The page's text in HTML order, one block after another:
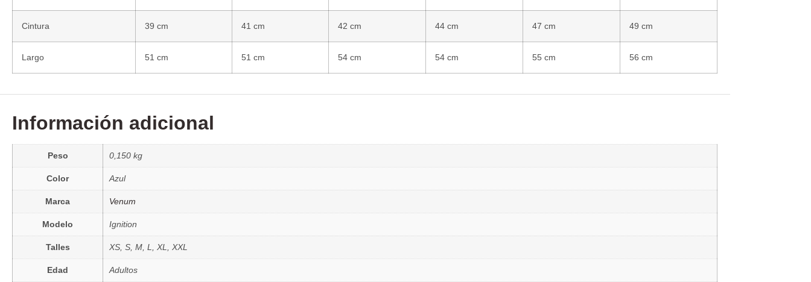
Cintura 39 cm 41 cm 42 cm 44 cm 47 cm 49 cm
Largo 51 cm 51 cm 54 cm 54 cm 55 cm 56 cm
Información adicional
Peso 0,150 kg
Color Azul
Marca Venum
Modelo Ignition
Talles XS, S, M, L, XL, XXL
Edad Adultos